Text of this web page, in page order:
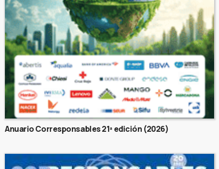
Anuario Corresponsables 21ª edición (2026)